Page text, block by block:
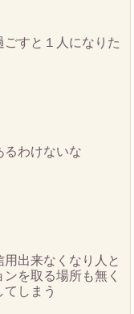
すと１人になりた
るわけないな
出来なくなり人と
を取る場所も無く
しまう